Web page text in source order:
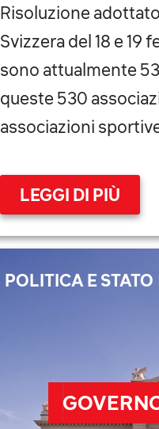
Risoluzione
Svizzera del 18 e 19
sono attualmente
queste 530
associazioni
LEGGI DI PIÙ
POLITICA E STATO